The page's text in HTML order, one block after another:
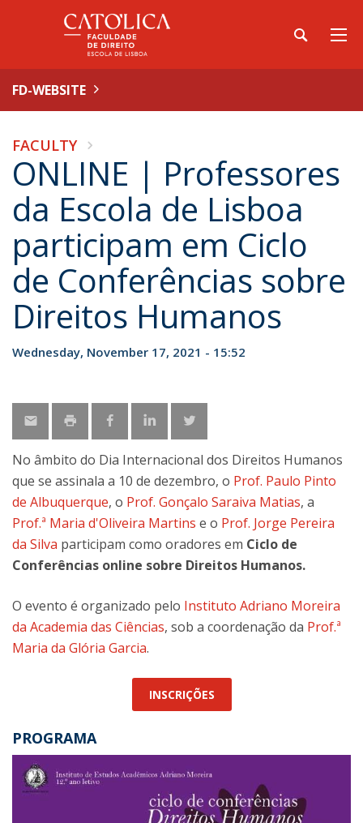
FD-WEBSITE
FACULTY
ONLINE | Professores
da Escola de Lisboa
participam em Ciclo
de Conferências sobre
Direitos Humanos
Wednesday, November 17, 2021 - 15:52
No âmbito do Dia Internacional dos Direitos Humanos
que se assinala a 10 de dezembro, o Prof. Paulo Pinto
de Albuquerque, o Prof. Gonçalo Saraiva Matias, a
Prof.ª Maria d'Oliveira Martins e o Prof. Jorge Pereira
da Silva participam como oradores em Ciclo de
Conferências online sobre Direitos Humanos.
O evento é organizado pelo Instituto Adriano Moreira
da Academia das Ciências, sob a coordenação da Prof.ª
Maria da Glória Garcia.
INSCRIÇÕES
PROGRAMA